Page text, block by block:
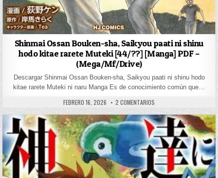
Shinmai Ossan Bouken-sha, Saikyou paati ni shinu
hodo kitae rarete Muteki [44/??] [Manga] PDF –
(Mega/Mf/Drive)
Descargar Shinmai Ossan Bouken-sha, Saikyou paati ni shinu hodo
kitae rarete Muteki ni naru Manga Es de conocimiento común que…
PUBLISHED DATE:
FEBRERO 16, 2026 2 COMENTARIOS EN SHINMAI OSSAN